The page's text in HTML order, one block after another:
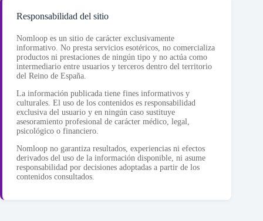
Responsabilidad del sitio
Nomloop es un sitio de carácter exclusivamente
informativo. No presta servicios esotéricos, no comercializa
productos ni prestaciones de ningún tipo y no actúa como
intermediario entre usuarios y terceros dentro del territorio
del Reino de España.
La información publicada tiene fines informativos y
culturales. El uso de los contenidos es responsabilidad
exclusiva del usuario y en ningún caso sustituye
asesoramiento profesional de carácter médico, legal,
psicológico o financiero.
Nomloop no garantiza resultados, experiencias ni efectos
derivados del uso de la información disponible, ni asume
responsabilidad por decisiones adoptadas a partir de los
contenidos consultados.